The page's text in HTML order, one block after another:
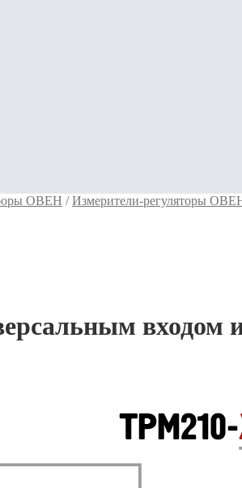
ОВЕН /Измерители-регуляторы
входом